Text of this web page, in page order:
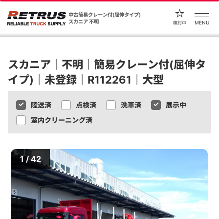
中古簡易クレーン付(屈伸タイプ)
スカニア 不明
検討中 MENU
スカニア｜不明｜簡易クレーン付(屈伸タ
イプ)｜未登録｜R112261｜大型
陸送済 点検済 洗車済
展示中
室内クリーニング済
1 / 42